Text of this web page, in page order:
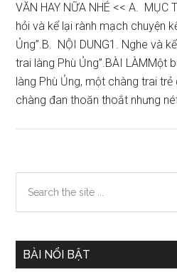
VĂN HAY NỮA NHÉ << A. MỤC
hỏi và kể lại rành mạch chuyện
Ủng”.B. NỘI DUNG1. Nghe và
trai làng Phù Ủng”.BÀI LÀMMột
làng Phù Ủng, một chàng trai
chàng đan thoăn thoắt nhưng
Primary
Sidebar
the
BÀI NỔI BẬT